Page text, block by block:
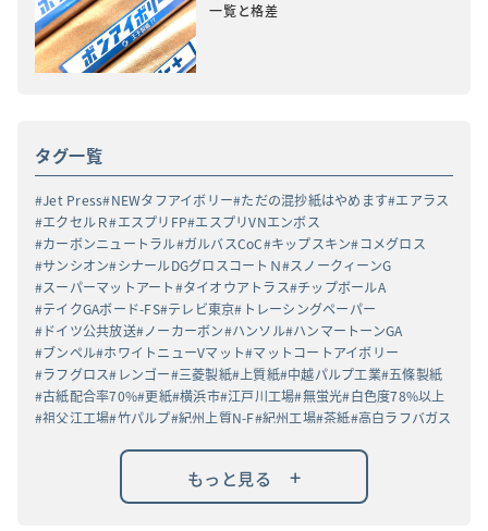
一覧と格差
タグ一覧
Jet Press NEWタフアイボリー ただの混抄紙はやめます エアラス
エクセルＲ エスプリFP エスプリVNエンボス
カーボンニュートラル ガルバスCoC キップスキン コメグロス
サンシオン シナールDGグロスコートＮ スノークィーンG
スーパーマットアート タイオウアトラス チップボールA
テイクGAボード-FS テレビ東京
トレーシングペーパー
ドイツ公共放送 ノーカーボン ハンソル ハンマートーンGA
ブンペル ホワイトニューVマット マットコートアイボリー
ラフグロス レンゴー 三菱製紙 上質紙 中越パルプ工業 五條製紙
古紙配合率70% 更紙 横浜市 江戸川工場 無蛍光 白色度78%以上
祖父江工場 竹パルプ 紀州上質N-F 紀州工場 茶紙 高白ラフバガス
もっと見る +